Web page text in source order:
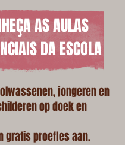
AS AULAS
DA ESCOLA
jongeren en
op doek en
gratis proefles aan.